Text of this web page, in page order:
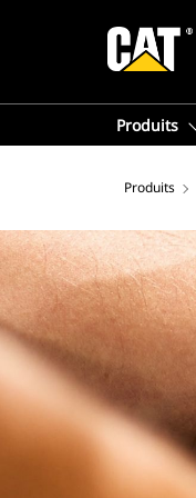
Produits
Produits